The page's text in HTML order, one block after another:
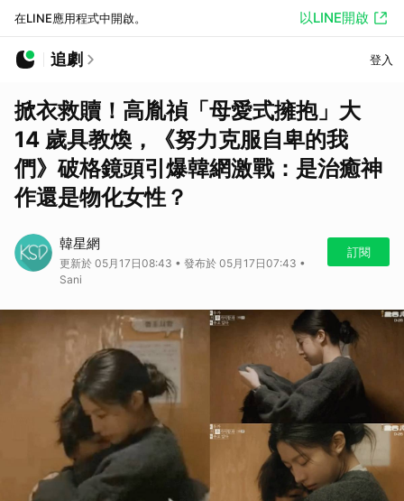
在LINE應用程式中開啟。 以LINE開啟
追劇 登入
掀衣救贖！高胤禎「母愛式擁抱」大
14 歲具教煥，《努力克服自卑的我
們》破格鏡頭引爆韓網激戰：是治癒神
作還是物化女性？
韓星網
更新於 05月17日08:43 • 發布於 05月17日07:43 •
Sani
訂閱